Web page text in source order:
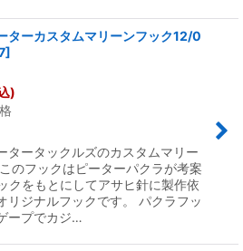
ターカスタムマリーンフック12/0
]
)
タータックルズのカスタムマリー
のフックはピーターパクラが考案
クをもとにしてアサヒ針に製作依
リジナルフックです。 パクラフッ
ープでカジ…